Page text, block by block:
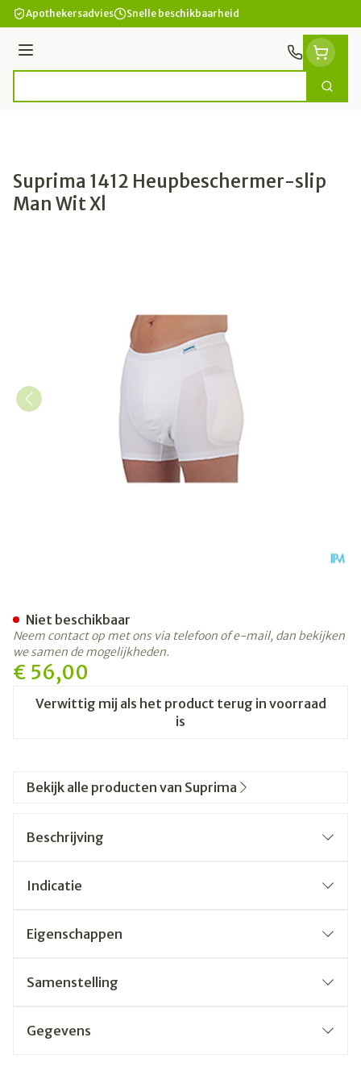
Ga naar de inhoud
Apothekersadvies Snelle beschikbaarheid
Menu
Zoek
Suprima 1412 Heupbeschermer-slip
Man Wit Xl
€ 56,00
Verwittig mij als het product terug in voorraad
is
Niet beschikbaar
Neem contact op met ons via telefoon of e-mail, dan bekijken
we samen de mogelijkheden.
Bekijk alle producten van Suprima
Beschrijving
Indicatie
Eigenschappen
Samenstelling
Gegevens